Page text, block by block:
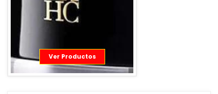
Ver Productos